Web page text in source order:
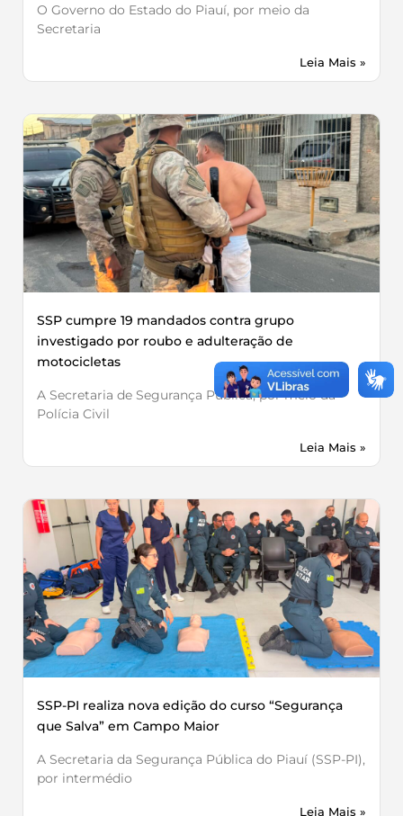
O Governo do Estado do Piauí, por meio da
Secretaria
Leia Mais »
SSP cumpre 19 mandados contra grupo
investigado por roubo e adulteração de
motocicletas
A Secretaria de Segurança Pública, por meio da
Polícia Civil
Leia Mais »
SSP-PI realiza nova edição do curso “Segurança
que Salva” em Campo Maior
A Secretaria da Segurança Pública do Piauí (SSP-PI),
por intermédio
Leia Mais »